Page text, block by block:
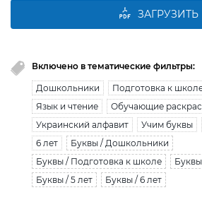
ЗАГРУЗИТЬ
Включено в тематические фильтры:
Дошкольники Подготовка к
Язык и чтение
Обучающие
Украинский алфавит
Учим буквы
6 лет
Буквы / Дошкольники
Буквы / Подготовка к школе
Буквы / 5 лет
Буквы / 6 лет